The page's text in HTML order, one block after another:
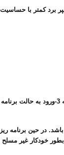
در حین برنامه
خودکار غیر مسلح